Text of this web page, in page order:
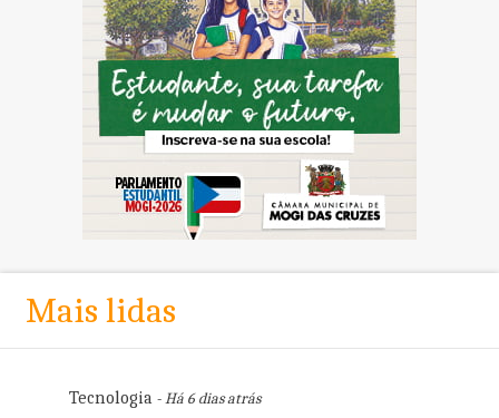
Mais lidas
Tecnologia- Há 6 dias atrás